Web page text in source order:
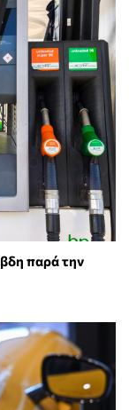
παρά την